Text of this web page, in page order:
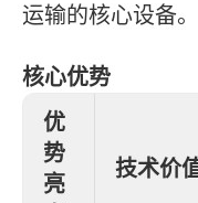
运输的核心设备。
核心优势
优
势
亮
技术价